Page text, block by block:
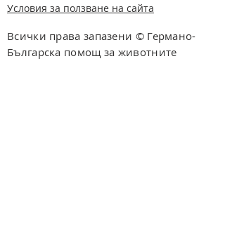
Условия за ползване на сайта
Всички права запазени © Германо-
Българска помощ за животните